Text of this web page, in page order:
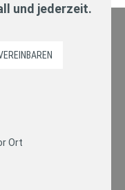
und jederzeit.
Ort